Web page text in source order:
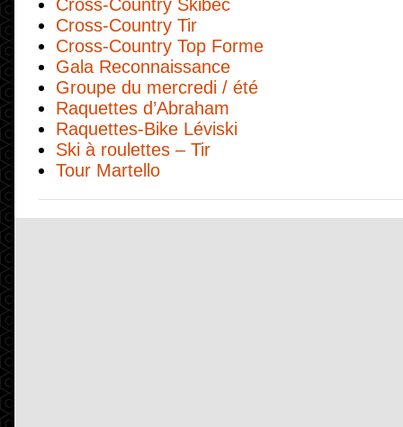
Cross-Country Skibec
Cross-Country Tir
Cross-Country Top Forme
Gala Reconnaissance
Groupe du mercredi / été
Raquettes d’Abraham
Raquettes-Bike Léviski
Ski à roulettes – Tir
Tour Martello